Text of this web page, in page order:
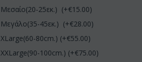
Μεσαίο(20-25εκ.) (+€15.00)
Μεγάλο(35-45εκ.) (+€28.00)
XLarge(60-80cm.) (+€55.00)
XXLarge(90-100cm.) (+€75.00)